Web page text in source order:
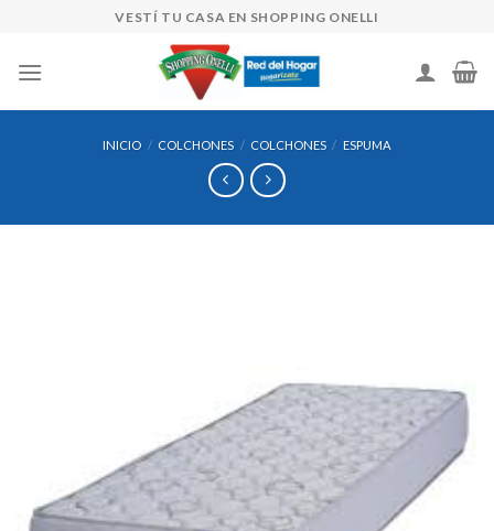
content
VESTÍ TU CASA EN SHOPPING ONELLI
INICIO / COLCHONES / COLCHONES / ESPUMA